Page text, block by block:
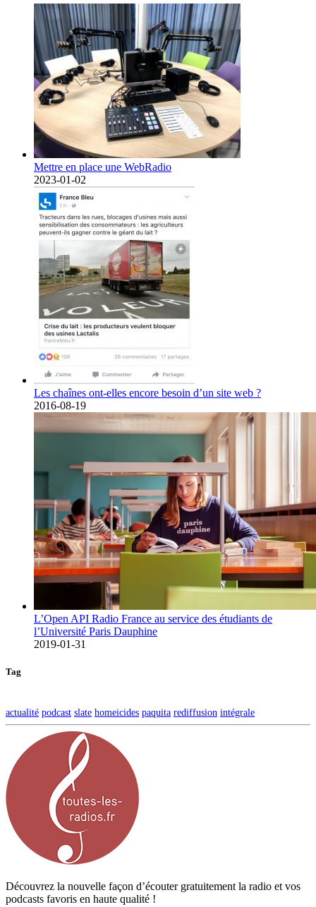
Mettre en place une WebRadio
2023-01-02
Les chaînes ont-elles encore besoin d’un site web ?
2016-08-19
L’Open API Radio France au service des étudiants de
l’Université Paris Dauphine
2019-01-31
Tag
actualité podcast slate homeicides paquita rediffusion intégrale
Découvrez la nouvelle façon d’écouter gratuitement la radio et vos
podcasts favoris en haute qualité !